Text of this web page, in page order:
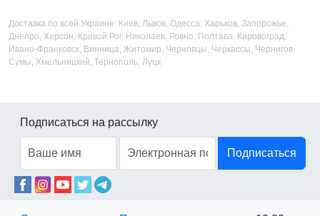
Доставка по всей Украине: Киев, Львов, Одесса, Харьков, Запорожье,
Днепро, Херсон, Кривой Рог, Николаев, Ровно, Полтава, Кировоград,
Ивано-Франковск, Винница, Житомир, Черновцы, Черкассы, Чернигов,
Сумы, Хмельницкий, Тернополь, Луцк
Подписаться на рассылку
Подписаться